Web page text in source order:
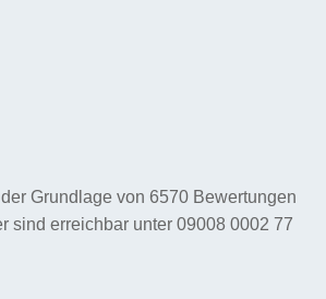
Grundlage von 6570 Bewertungen
sind erreichbar unter 09008 0002 77